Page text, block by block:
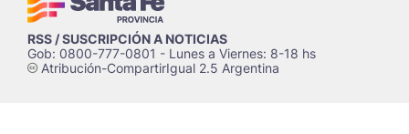
RSS / SUSCRIPCIÓN A NOTICIAS
Gob: 0800-777-0801 - Lunes a Viernes: 8-18 hs
cAtribución-CompartirIgual 2.5 Argentina